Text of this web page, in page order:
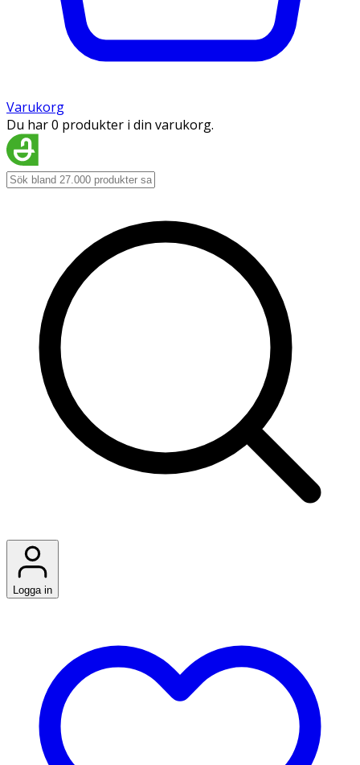
Varukorg
Du har 0 produkter i din varukorg.
Logga in